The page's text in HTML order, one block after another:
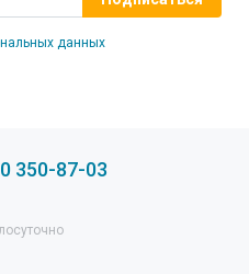
данных
350-87-03